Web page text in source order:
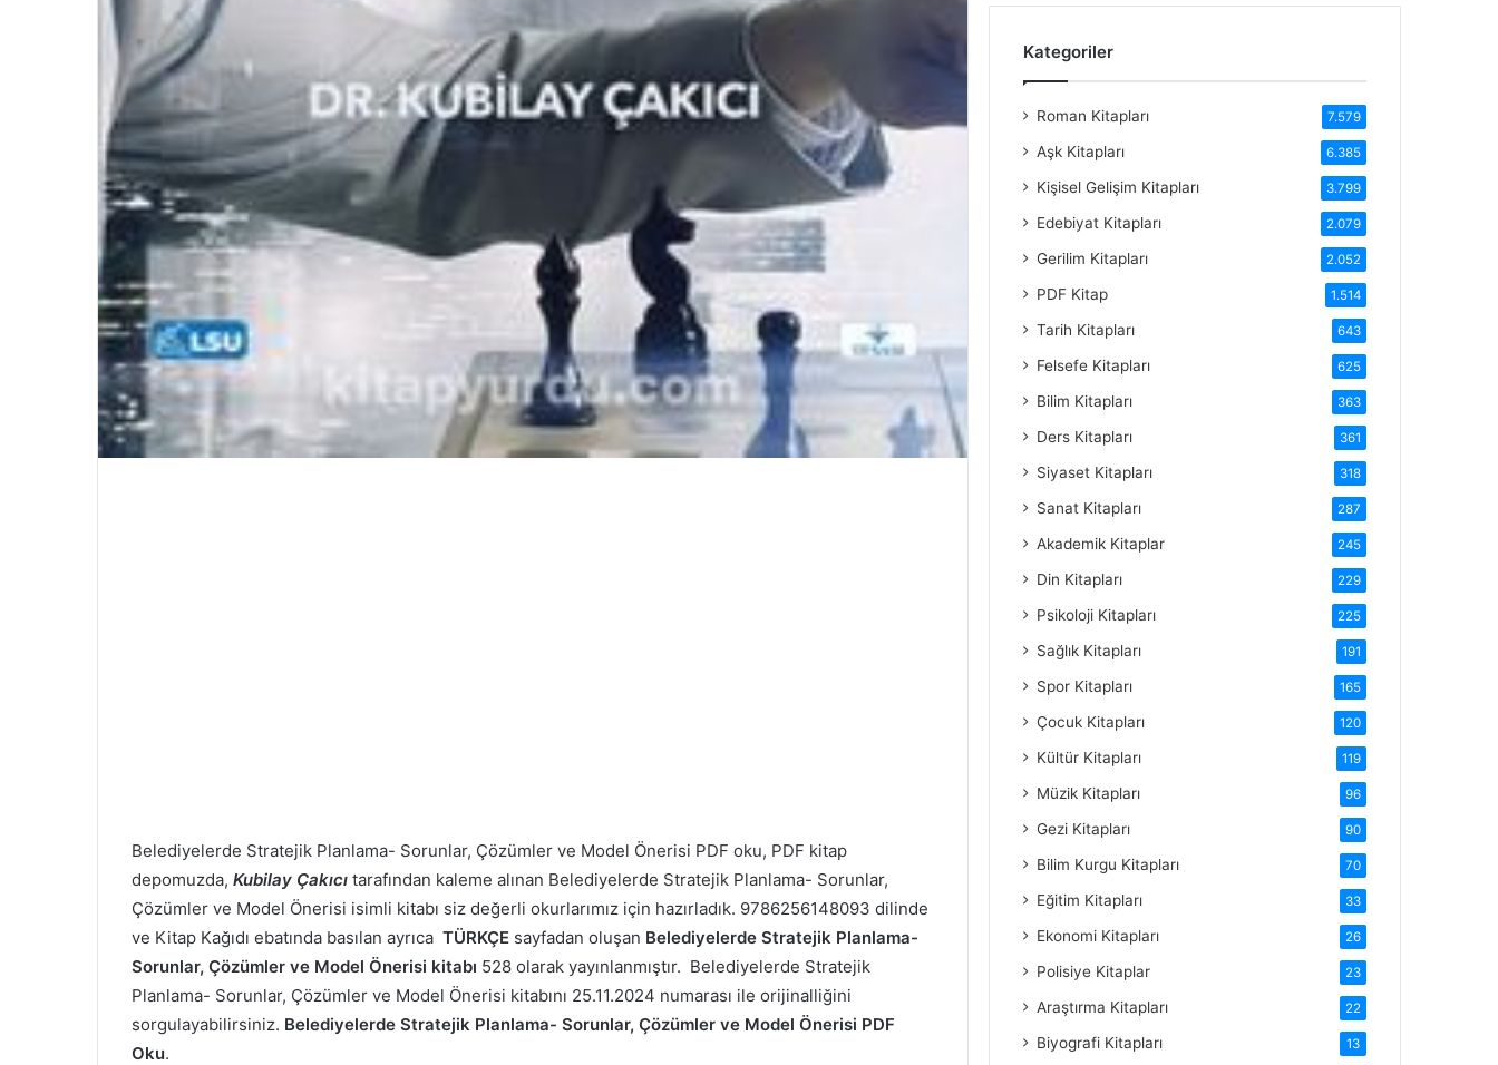
Belediyelerde Stratejik Planlama- Sorunlar, Çözümler ve Model Önerisi PDF oku, PDF kitap
depomuzda, Kubilay Çakıcı tarafından kaleme alınan Belediyelerde Stratejik Planlama- Sorunlar,
Çözümler ve Model Önerisi isimli kitabı siz değerli okurlarımız için hazırladık. 9786256148093 dilinde
ve Kitap Kağıdı ebatında basılan ayrıca TÜRKÇE sayfadan oluşan Belediyelerde Stratejik Planlama-
Sorunlar, Çözümler ve Model Önerisi kitabı 528 olarak yayınlanmıştır. Belediyelerde Stratejik
Planlama- Sorunlar, Çözümler ve Model Önerisi kitabını 25.11.2024 numarası ile orijinalliğini
sorgulayabilirsiniz. Belediyelerde Stratejik Planlama- Sorunlar, Çözümler ve Model Önerisi PDF
Oku.
Kategoriler
Roman Kitapları 7.579
Aşk Kitapları 6.385
Kişisel Gelişim Kitapları 3.799
Edebiyat Kitapları 2.079
Gerilim Kitapları 2.052
PDF Kitap 1.514
Tarih Kitapları 643
Felsefe Kitapları 625
Bilim Kitapları 363
Ders Kitapları 361
Siyaset Kitapları 318
Sanat Kitapları 287
Akademik Kitaplar 245
Din Kitapları 229
Psikoloji Kitapları 225
Sağlık Kitapları 191
Spor Kitapları 165
Çocuk Kitapları 120
Kültür Kitapları 119
Müzik Kitapları 96
Gezi Kitapları 90
Bilim Kurgu Kitapları 70
Eğitim Kitapları 33
Ekonomi Kitapları 26
Polisiye Kitaplar 23
Araştırma Kitapları 22
Biyografi Kitapları 13